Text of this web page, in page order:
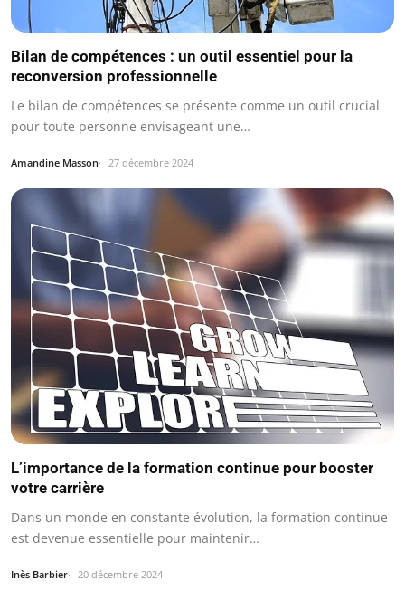
Bilan de compétences : un outil essentiel pour la
reconversion professionnelle
Le bilan de compétences se présente comme un outil crucial
pour toute personne envisageant une…
Amandine Masson 27 décembre 2024
L’importance de la formation continue pour booster
votre carrière
Dans un monde en constante évolution, la formation continue
est devenue essentielle pour maintenir…
Inès Barbier 20 décembre 2024